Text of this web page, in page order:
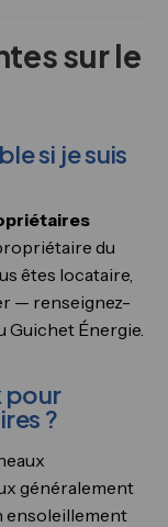
sur le
si je suis
du
êtes locataire,
— renseignez-
Guichet Énergie.
pour
?
généralement
ensoleillement